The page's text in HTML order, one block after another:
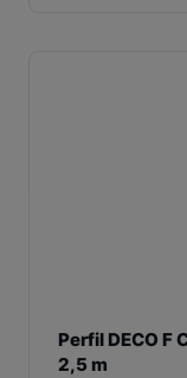
Perfil DECO F
2,5 m